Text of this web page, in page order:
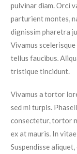
pulvinar diam. Orci
parturient montes,
dignissim pharetra
Vivamus
tellus faucibus.
tristique tincidunt.
Vivamus a tortor
sed mi turpis.
consectetur, tortor
ex at mauris. In
Suspendisse